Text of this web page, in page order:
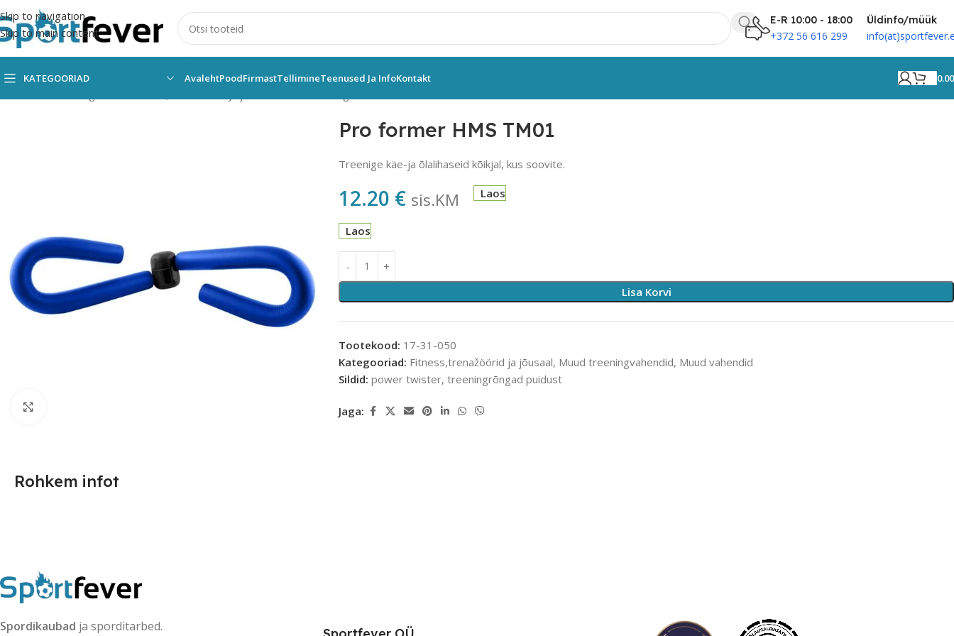
Skip to navigation
Skip to main content
E-R 10:00 - 18:00
+372 56 616 299
Üldinfo/müük
KATEGOORIAD AvalehtPoodFirmastTellimineTeenused Ja InfoKontakt
Pro former HMS TM01
Treenige käe-ja õlalihaseid kõikjal, kus soovite.
12.20 € sis.KM Laos
Laos
Lisa Korvi
Tootekood: 17-31-050
Kategooriad: Fitness,trenažöörid ja jõusaal, Muud treeningvahendid, Muud vahendid
Sildid: power twister, treeningrõngad puidust
Jaga:
Rohkem infot
Spordikaubad ja sporditarbed.